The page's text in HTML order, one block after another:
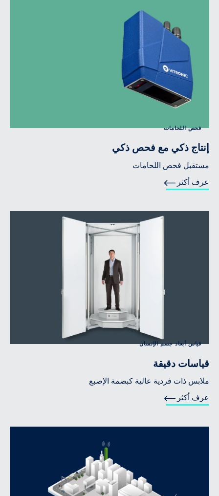
فحص اللحامات
إنتاج ذكي مع فحص ذكي
مستقبل فحص اللحامات
عرف أكثر
قياس أبعاد جسم الإنسان
قياسات دقيقة
ملابس ذات فردية عالية كبصمة الإصبع
عرف أكثر